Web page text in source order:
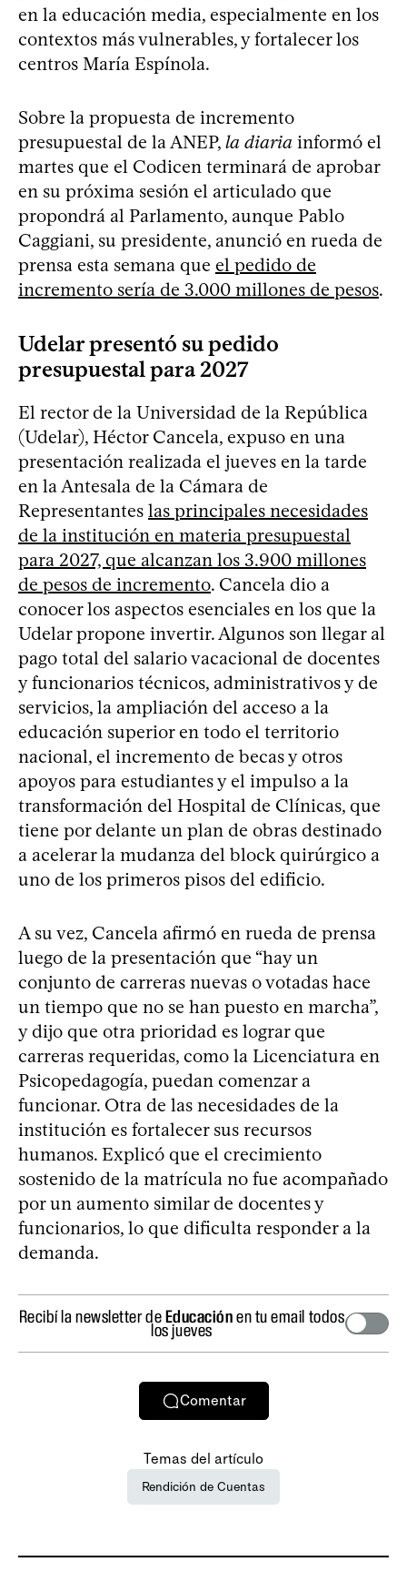
en la educación media, especialmente en los
contextos más vulnerables, y fortalecer los
centros María Espínola.
Sobre la propuesta de incremento
presupuestal de la ANEP, la diaria informó el
martes que el Codicen terminará de aprobar
en su próxima sesión el articulado que
propondrá al Parlamento, aunque Pablo
Caggiani, su presidente, anunció en rueda de
prensa esta semana que el pedido de
incremento sería de 3.000 millones de pesos.
Udelar presentó su pedido
presupuestal para 2027
El rector de la Universidad de la República
(Udelar), Héctor Cancela, expuso en una
presentación realizada el jueves en la tarde
en la Antesala de la Cámara de
Representantes las principales necesidades
de la institución en materia presupuestal
para 2027, que alcanzan los 3.900 millones
de pesos de incremento. Cancela dio a
conocer los aspectos esenciales en los que la
Udelar propone invertir. Algunos son llegar al
pago total del salario vacacional de docentes
y funcionarios técnicos, administrativos y de
servicios, la ampliación del acceso a la
educación superior en todo el territorio
nacional, el incremento de becas y otros
apoyos para estudiantes y el impulso a la
transformación del Hospital de Clínicas, que
tiene por delante un plan de obras destinado
a acelerar la mudanza del block quirúrgico a
uno de los primeros pisos del edificio.
A su vez, Cancela afirmó en rueda de prensa
luego de la presentación que “hay un
conjunto de carreras nuevas o votadas hace
un tiempo que no se han puesto en marcha”,
y dijo que otra prioridad es lograr que
carreras requeridas, como la Licenciatura en
Psicopedagogía, puedan comenzar a
funcionar. Otra de las necesidades de la
institución es fortalecer sus recursos
humanos. Explicó que el crecimiento
sostenido de la matrícula no fue acompañado
por un aumento similar de docentes y
funcionarios, lo que dificulta responder a la
demanda.
Recibí la newsletter deEducaciónen tu email todos
los jueves
Comentar
Temas del artículo
Rendición de Cuentas